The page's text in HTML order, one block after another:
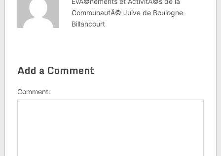
CommunautÃ© Juive de Boulogne
Billancourt
Add a Comment
Comment: